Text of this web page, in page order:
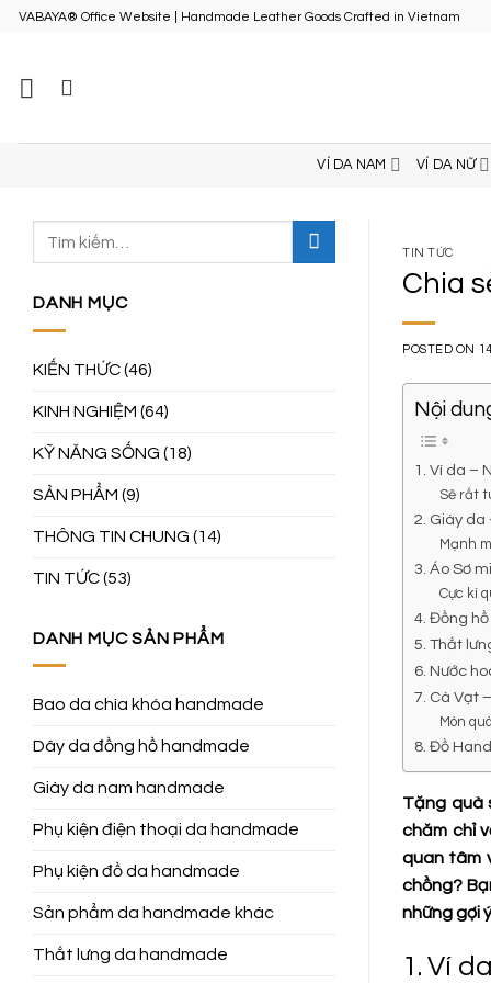
SkipVABAYA® Office Website | Handmade Leather Goods Crafted in Vietnam
VÍ DA NAM VÍ DA NỮ
DANH MỤC
KIẾN THỨC(46)
KINH NGHIỆM (64)
KỸ NĂNG SỐNG (18)
SẢN PHẨM (9)
THÔNG TIN CHUNG (14)
TIN TỨC(53)
DANH MỤC SẢN PHẨM
Bao da chìa khóa handmade
Dây da đồng hồ handmade
Giày da nam handmade
Phụ kiện điện thoại da handmade
Phụ kiện đồ da handmade
Sản phẩm da handmade khác
Thắt lưng da handmade
TIN TỨC
Chia
POSTED ON
Nội
1. Ví da –
Sẽ rất
2. Giày da
Mạnh
3. Áo Sơ
Cực kì
4. Đồng
5. Thắt
6. Nước
7. Cà Vạt
Món
8. Đồ
Tặng quà
chăm chỉ
quan tâm
chồng?
những gợi
1. Ví